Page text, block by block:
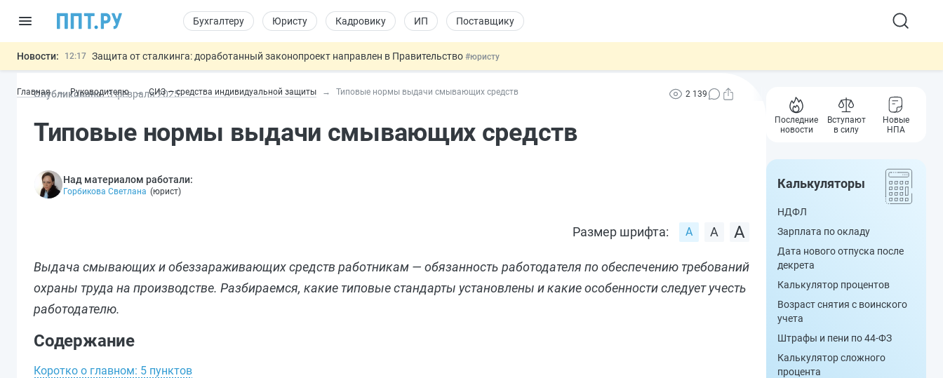
Бухгалтеру Юристу Кадровику ИП Поставщику
Новости: 12:17 Защита от сталкинга: доработанный законопроект направлен в Правительство #юристу
10:09 Риск атак БПЛА можно учитывать при оценке профрисков#кадровику
05.08
Важно Подписан закон об упрощении госзакупок по 44-ФЗ #заказчику
Главная Руководителю СИЗ — средства индивидуальной защиты Типовые нормы выдачи смывающих средств
Опубликовано: 3 февраля2025 2 139
Типовые нормы выдачи смывающих средств
Над материалом работали:
Горбикова Светлана (юрист)
Размер шрифта:
Выдача смывающих и обеззараживающих средств работникам — обязанность работодателя по обеспечению требований
охраны труда на производстве. Разбираемся, какие типовые стандарты установлены и какие особенности следует учесть
работодателю.
Содержание
Коротко о главном: 5 пунктов
Последние
новости
Вступают
в силу
Новые
НПА
Калькуляторы
НДФЛ
Зарплата по окладу
Дата нового отпуска после
декрета
Калькулятор процентов
Возраст снятия с воинского
учета
Штрафы и пени по 44-ФЗ
Калькулятор сложного
процента